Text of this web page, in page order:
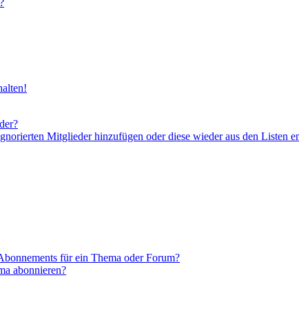
Mitglieder hinzufügen oder diese wieder aus den Listen
für ein Thema oder Forum?
abonnieren?